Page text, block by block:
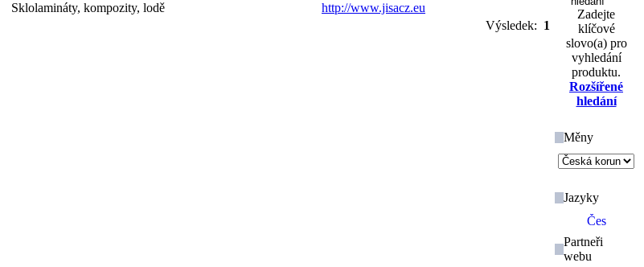
Sklolamináty, kompozity, lodě
http://www.jisacz.eu
Výsledek: 1
Zadejte
klíčové
slovo(a) pro
vyhledání
produktu.
Rozšířené
hledání
Měny
Jazyky
Partneři
webu